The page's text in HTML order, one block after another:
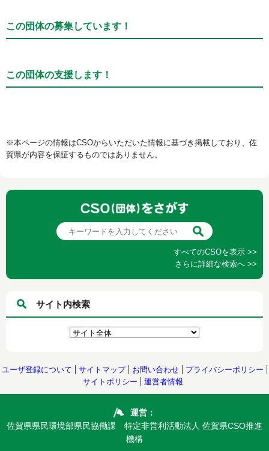
この団体の募集しています！
この団体の支援します！
※本ページの情報はCSOからいただいた情報に基づき掲載しており、佐
賀県が内容を保証するものではありません。
すべてのCSOを表示 >>
さらに詳細な検索へ >>
サイト内検索
ユーザ登録について サイトマップ お問い合わせ
プライバシーポリシー
サイトポリシー
運営者情報
運営：
佐賀県県民環境部県民協働課 特定非営利活動法人 佐賀県CSO推進
機構